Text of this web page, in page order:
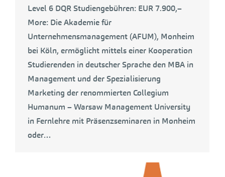
Level 6 DQR Studiengebühren: EUR 7.900,–
More: Die Akademie für
Unternehmensmanagement (AFUM), Monheim
bei Köln, ermöglicht mittels einer Kooperation
Studierenden in deutscher Sprache den MBA in
Management und der Spezialisierung
Marketing der renommierten Collegium
Humanum – Warsaw Management University
in Fernlehre mit Präsenzseminaren in Monheim
oder…